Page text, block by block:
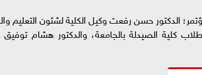
الدكتور حسن رفعت وكيل الكلية لشئون التعليم
كلية الصيدلة بالجامعة، والدكتور هشام